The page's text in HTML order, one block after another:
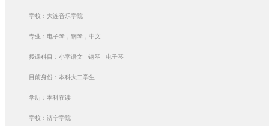
学校：大连音乐学院
专业：电子琴，钢琴，中文
授课科目：小学语文 钢琴 电子琴
目前身份：本科大二学生
学历：本科在读
学校：济宁学院